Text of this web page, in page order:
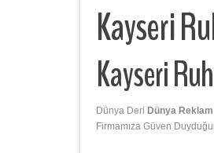
Kayseri
Kayseri
Dünya Deri Dünya Reklam
Firmamıza Güven